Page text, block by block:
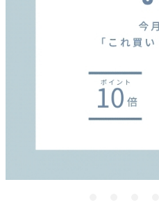
インナー・下着・ナイトウェア